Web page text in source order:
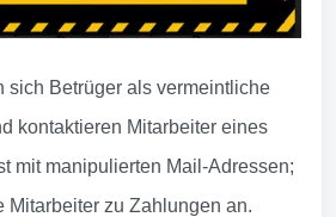
sich Betrüger als vermeintliche
kontaktieren Mitarbeiter eines
mit manipulierten Mail-Adressen;
Mitarbeiter zu Zahlungen an.